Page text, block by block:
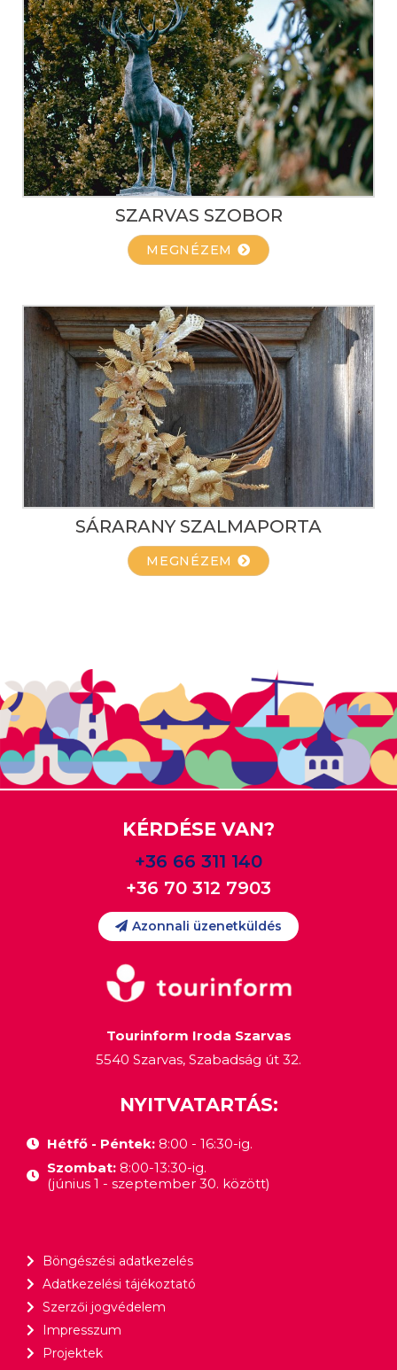
SZARVAS SZOBOR
MEGNÉZEM
SÁRARANY SZALMAPORTA
MEGNÉZEM
KÉRDÉSE VAN?
+36 66 311 140
+36 70 312 7903
Azonnali üzenetküldés
Tourinform Iroda Szarvas
5540 Szarvas, Szabadság út 32.
NYITVATARTÁS:
Hétfő - Péntek:8:00 - 16:30-ig.
Szombat: 8:00-13:30-ig.
(június 1 - szeptember 30. között)
Böngészési adatkezelés
Adatkezelési tájékoztató
Szerzői jogvédelem
Impresszum
Projektek